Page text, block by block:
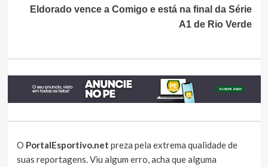
Eldorado vence a Comigo e está na final da Série
A1 de Rio Verde
O PortalEsportivo.net preza pela extrema qualidade de
suas reportagens. Viu algum erro, acha que alguma